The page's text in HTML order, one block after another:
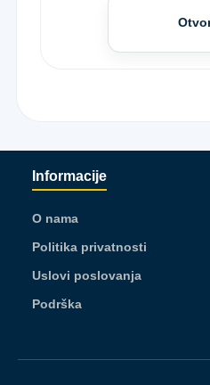
Informacije
O nama
Politika privatnosti
Uslovi poslovanja
Podrška